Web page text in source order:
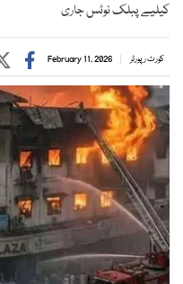
کیلیے پبلک نوٹس جاری
کورٹ رپورٹر February 11, 2026